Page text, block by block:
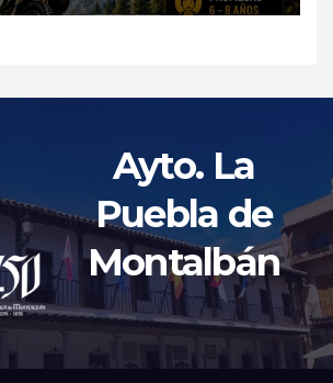
Ayto. La
Puebla de
Montalbán